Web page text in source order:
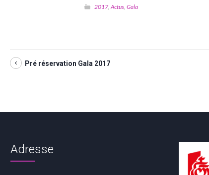
2017,Actus, Gala
Pré réservation Gala 2017
Adresse